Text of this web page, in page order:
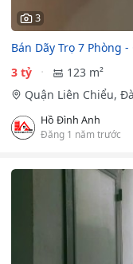
3
Bán Dãy Trọ 7 Phòng
3 tỷ
123 m²
Quận Liên Chiểu,
Hồ Đình Anh
Đăng 1 năm trước